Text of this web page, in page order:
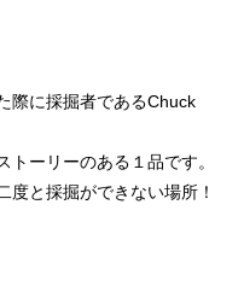
際に採掘者であるChuck
ーリーのある１品です。
度と採掘ができない場所！